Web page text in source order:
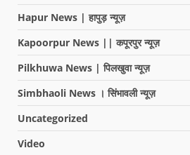
Hapur News | हापुड़ न्यूज़
Kapoorpur News || कपूरपुर न्यूज़
Pilkhuwa News | पिलखुवा न्यूज़
Simbhaoli News । सिंभावली न्यूज़
Uncategorized
Video